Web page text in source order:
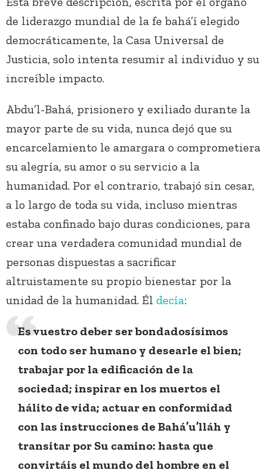
de liderazgo mundial de la fe bahá’í elegido
democráticamente, la Casa Universal de
Justicia, solo intenta resumir al individuo y su
increíble impacto.
Abdu’l-Bahá, prisionero y exiliado durante la
mayor parte de su vida, nunca dejó que su
encarcelamiento le amargara o comprometiera
su alegría, su amor o su servicio a la
humanidad. Por el contrario, trabajó sin cesar,
a lo largo de toda su vida, incluso mientras
estaba confinado bajo duras condiciones, para
crear una verdadera comunidad mundial de
personas dispuestas a sacrificar
altruistamente su propio bienestar por la
unidad de la humanidad. Él decía:
Es vuestro deber ser bondadosísimos
con todo ser humano y desearle el bien;
trabajar por la edificación de la
sociedad; inspirar en los muertos el
hálito de vida; actuar en conformidad
con las instrucciones de Bahá’u’lláh y
transitar por Su camino: hasta que
convirtáis el mundo del hombre en el